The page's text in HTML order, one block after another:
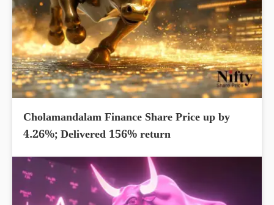
Cholamandalam Finance Share Price up by
4.26%; Delivered 156% return